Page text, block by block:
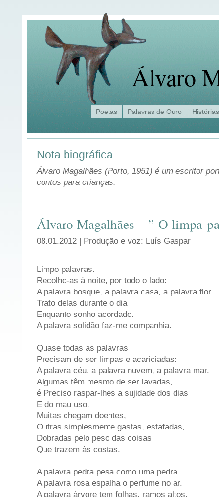
Álvaro
Poetas Palavras de Ouro Histórias
Nota biográfica
Álvaro Magalhães (Porto, 1951) é um escritor
contos para crianças.
Álvaro Magalhães – ” O limpa-
08.01.2012 | Produção e voz: Luís Gaspar
Limpo palavras.
Recolho-as à noite, por todo o lado:
A palavra bosque, a palavra casa, a palavra flor.
Trato delas durante o dia
Enquanto sonho acordado.
A palavra solidão faz-me companhia.
Quase todas as palavras
Precisam de ser limpas e acariciadas:
A palavra céu, a palavra nuvem, a palavra mar.
Algumas têm mesmo de ser lavadas,
é Preciso raspar-lhes a sujidade dos dias
E do mau uso.
Muitas chegam doentes,
Outras simplesmente gastas, estafadas,
Dobradas pelo peso das coisas
Que trazem às costas.
A palavra pedra pesa como uma pedra.
A palavra rosa espalha o perfume no ar.
A palavra árvore tem folhas, ramos altos.